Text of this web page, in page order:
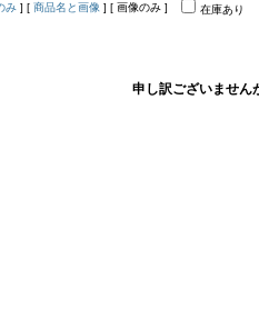
み ] [ 商品名と画像 ] [ 画像のみ ] 在庫あり
申し訳ございません